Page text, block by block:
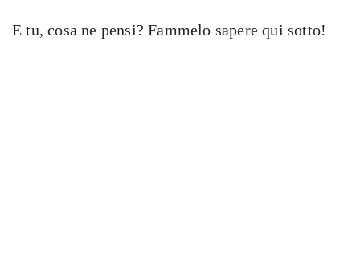
E tu, cosa ne pensi? Fammelo sapere qui sotto!